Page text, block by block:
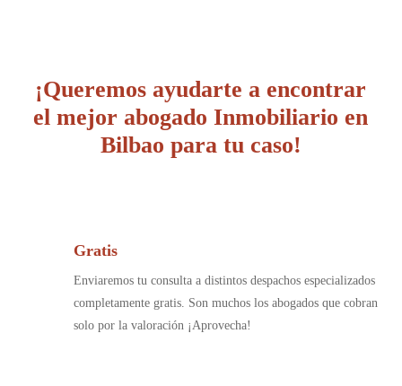
¡Queremos ayudarte a encontrar
el mejor abogado Inmobiliario en
Bilbao para tu caso!
Gratis
Enviaremos tu consulta a distintos despachos especializados
completamente gratis. Son muchos los abogados que cobran
solo por la valoración ¡Aprovecha!